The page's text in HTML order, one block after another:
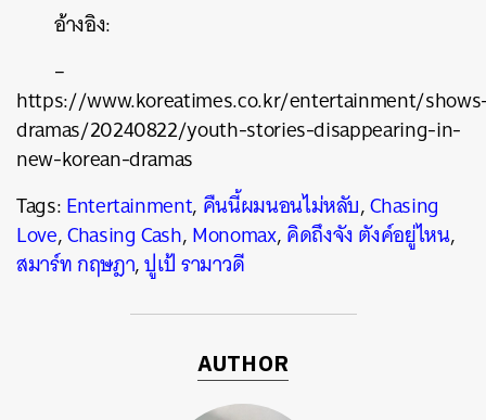
อ้างอิง:
–
https://www.koreatimes.co.kr/entertainment/
dramas/20240822/youth-stories-disappearing-in-
new-korean-dramas
Tags:Entertainment, คืนนี้ผมนอนไม่หลับ,Chasing
Love,Chasing Cash,Monomax,คิดถึงจัง ตังค์อยู่ไหน,
สมาร์ท กฤษฎา,ปูเป้ รามาวดี
AUTHOR